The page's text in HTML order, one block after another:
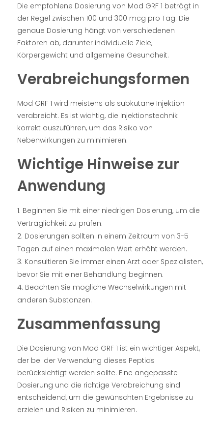
Die empfohlene Dosierung von Mod GRF 1 beträgt in
der Regel zwischen 100 und 300 mcg pro Tag. Die
genaue Dosierung hängt von verschiedenen
Faktoren ab, darunter individuelle Ziele,
Körpergewicht und allgemeine Gesundheit.
Verabreichungsformen
Mod GRF 1 wird meistens als subkutane Injektion
verabreicht. Es ist wichtig, die Injektionstechnik
korrekt auszuführen, um das Risiko von
Nebenwirkungen zu minimieren.
Wichtige Hinweise zur
Anwendung
Beginnen Sie mit einer niedrigen Dosierung, um die
Verträglichkeit zu prüfen.
Dosierungen sollten in einem Zeitraum von 3-5
Tagen auf einen maximalen Wert erhöht werden.
Konsultieren Sie immer einen Arzt oder Spezialisten,
bevor Sie mit einer Behandlung beginnen.
Beachten Sie mögliche Wechselwirkungen mit
anderen Substanzen.
Zusammenfassung
Die Dosierung von Mod GRF 1 ist ein wichtiger Aspekt,
der bei der Verwendung dieses Peptids
berücksichtigt werden sollte. Eine angepasste
Dosierung und die richtige Verabreichung sind
entscheidend, um die gewünschten Ergebnisse zu
erzielen und Risiken zu minimieren.